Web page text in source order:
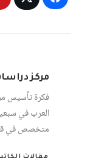
مركز
فكرة تأسيس
العرب في
متخصص في
مقالات